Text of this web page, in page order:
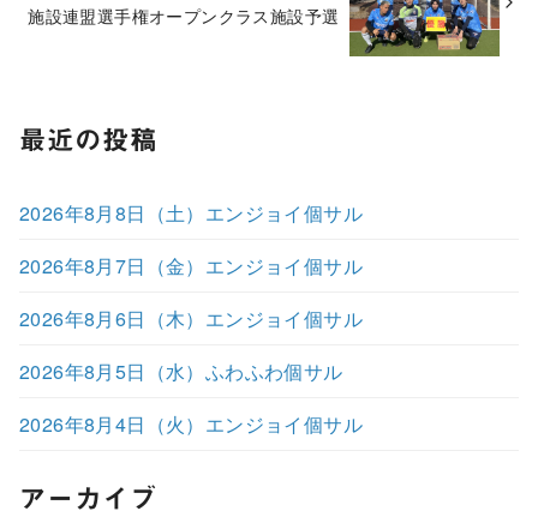
施設連盟選手権オープンクラス施設予選
最近の投稿
2026年8月8日（土）エンジョイ個サル
2026年8月7日（金）エンジョイ個サル
2026年8月6日（木）エンジョイ個サル
2026年8月5日（水）ふわふわ個サル
2026年8月4日（火）エンジョイ個サル
アーカイブ